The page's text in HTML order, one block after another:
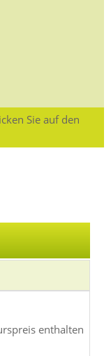
Sie auf den
enthalten